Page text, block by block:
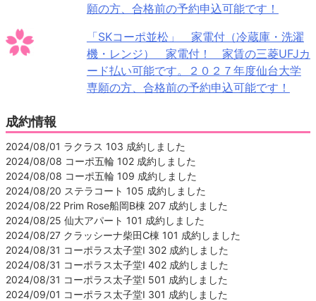
願の方、合格前の予約申込可能です！
「SKコーポ並松」 家電付（冷蔵庫・洗濯
機・レンジ） 家電付！ 家賃の三菱UFJカ
ード払い可能です。２０２７年度仙台大学
専願の方、合格前の予約申込可能です！
成約情報
2024/08/01 ラクラス 103 成約しました
2024/08/08 コーポ五輪 102 成約しました
2024/08/08 コーポ五輪 109 成約しました
2024/08/20 ステラコート 105 成約しました
2024/08/22 Prim Rose船岡B棟 207 成約しました
2024/08/25 仙大アパート 101 成約しました
2024/08/27 クラッシーナ柴田C棟 101 成約しました
2024/08/31 コーポラス太子堂Ⅰ 302 成約しました
2024/08/31 コーポラス太子堂Ⅰ 402 成約しました
2024/08/31 コーポラス太子堂Ⅰ 501 成約しました
2024/09/01 コーポラス太子堂Ⅰ 301 成約しました